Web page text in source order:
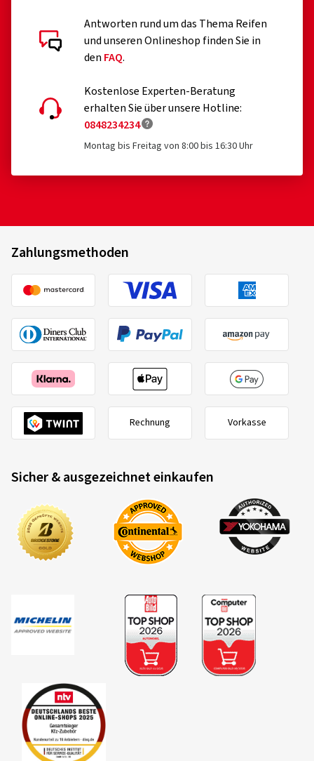
Antworten rund um das Thema Reifen
und unseren Onlineshop finden Sie in
den FAQ.
Kostenlose Experten-Beratung
erhalten Sie über unsere Hotline:
0848234234
Montag bis Freitag von 8:00 bis 16:30 Uhr
Zahlungsmethoden
Rechnung Vorkasse
Sicher & ausgezeichnet einkaufen